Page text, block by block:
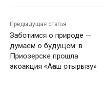
Предыдущая статья
Заботимся о природе —
думаем о будущем: в
Приозерске прошла
экоакция «Ағаш отырғызу»